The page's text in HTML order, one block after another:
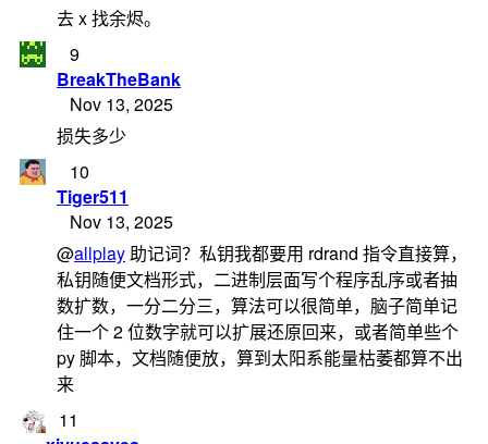
去 x 找余烬。
9
BreakTheBank
Nov 13, 2025
损失多少
10
Tiger511
Nov 13, 2025
@allplay助记词？私钥我都要用 rdrand 指令直接算，
私钥随便文档形式，二进制层面写个程序乱序或者抽
数扩数，一分二分三，算法可以很简单，脑子简单记
住一个 2 位数字就可以扩展还原回来，或者简单些个
py 脚本，文档随便放，算到太阳系能量枯萎都算不出
来
11